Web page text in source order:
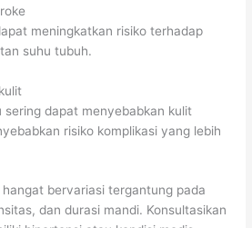
meningkatkan risiko terhadap
suhu tubuh.
dapat menyebabkan kulit
risiko komplikasi yang lebih
bervariasi tergantung pada
dan durasi mandi. Konsultasikan